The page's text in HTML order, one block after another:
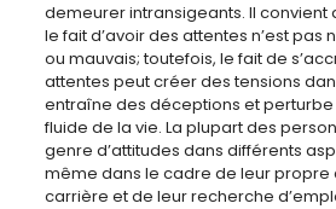
demeurer intransigeants. Il convient
le fait d’avoir des attentes n’est
ou mauvais; toutefois, le fait de
attentes peut créer des tensions
entraîne des déceptions et
fluide de la vie. La plupart des
genre d’attitudes dans différents
même dans le cadre de leur
carrière et de leur recherche